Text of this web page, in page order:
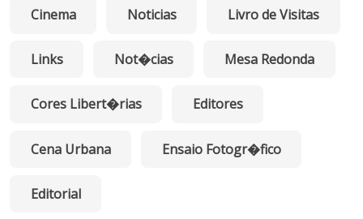
Cinema Noticias Livro de Visitas
Links Not�cias Mesa Redonda
Cores Libert�rias Editores
Cena Urbana Ensaio Fotogr�fico
Editorial